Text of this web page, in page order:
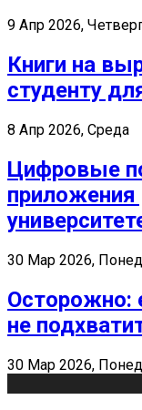
9 Апр 2026,
Книги на
студенту
8 Апр 2026, Среда
Цифровые
30 Мар 2026,
Осторожно:
не
30 Мар 2026,